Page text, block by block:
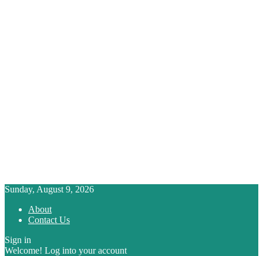
Sunday, August 9, 2026
About
Contact Us
Sign in
Welcome! Log into your account